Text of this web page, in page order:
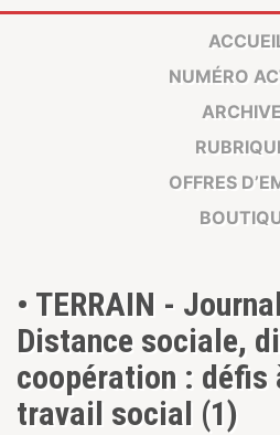
NUMÉRO
OFFRES
• TERRAIN -
Distance sociale,
coopération : défis
travail social (1)